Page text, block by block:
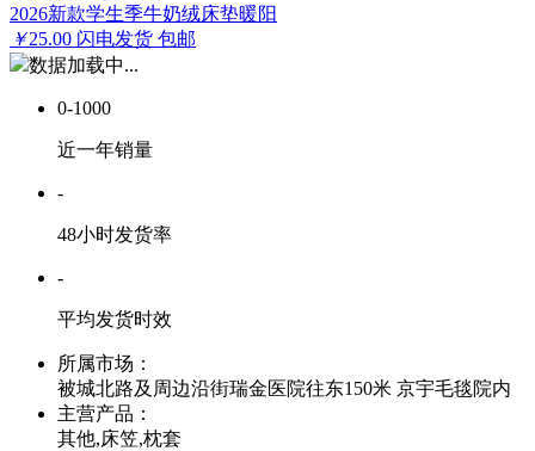
2026新款学生季牛奶绒床垫暖阳
￥25.00 闪电发货 包邮
数据加载中...
0-1000
近一年销量
-
48小时发货率
-
平均发货时效
所属市场：
被城北路及周边沿街瑞金医院往东150米 京宇毛毯院内
主营产品：
其他,床笠,枕套